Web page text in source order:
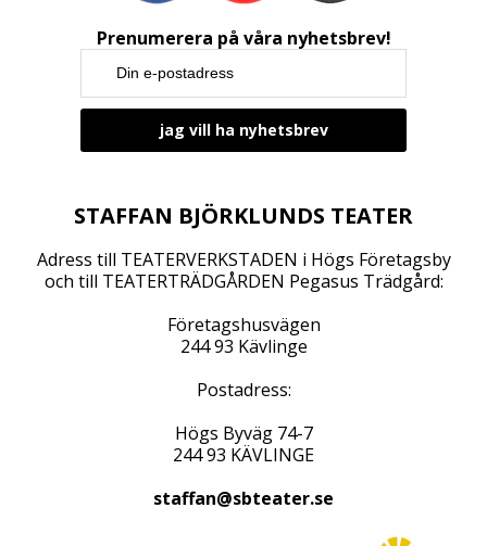
Prenumerera på våra nyhetsbrev!
STAFFAN BJÖRKLUNDS TEATER
Adress till TEATERVERKSTADEN i Högs Företagsby
och till TEATERTRÄDGÅRDEN Pegasus Trädgård:
Företagshusvägen
244 93 Kävlinge
Postadress:
Högs Byväg 74-7
244 93 KÄVLINGE
staffan@sbteater.se